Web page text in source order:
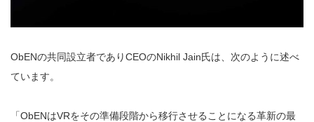
ObENの共同設立者でありCEOのNikhil Jain氏は、次のように述べ
ています。
「ObENはVRをその準備段階から移行させることになる革新の最